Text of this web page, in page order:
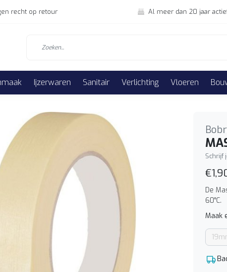
recht op retour Al meer dan 20 jaar
Ijzerwaren Sanitair Verlichting Vloeren
Schrijf
De
60°C.
Maak